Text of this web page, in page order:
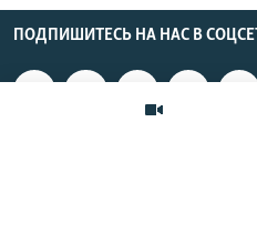
ПОДПИШИТЕСЬ НА НАС В